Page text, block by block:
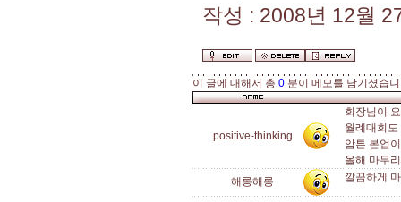
작성 : 2008년 12월
이 글에 대해서 총 0 분이 메모를 남기셨습
positive-thinking
회장님이
월례대회
암튼 본업
올해 마무
해롱해롱
깔끔하게